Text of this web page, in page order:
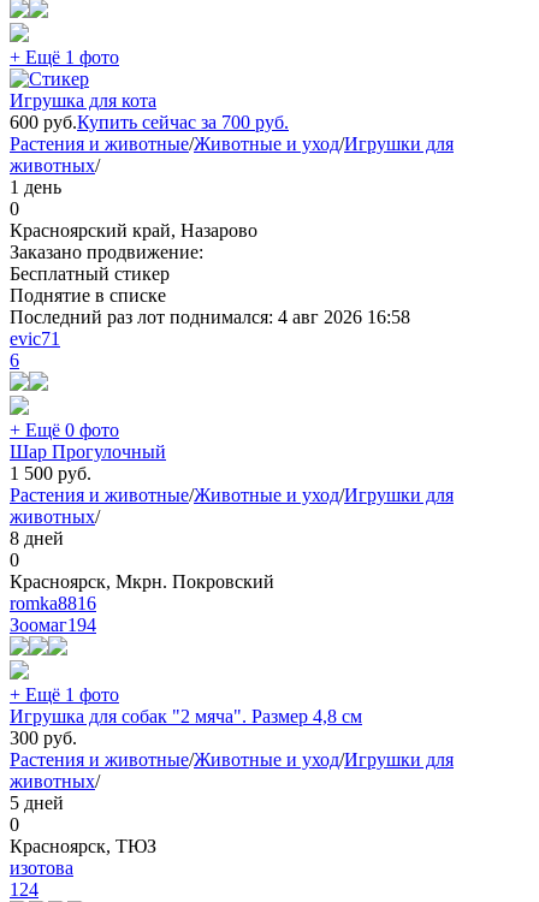
+ Ещё 1 фото
Игрушка для кота
600 руб.Купить сейчас за 700 руб.
Растения и животные/Животные и уход/Игрушки для
животных/
1 день
0
Красноярский край, Назарово
Заказано продвижение:
Бесплатный стикер
Поднятие в списке
Последний раз лот поднимался: 4 авг 2026 16:58
evic71
6
+ Ещё 0 фото
Шар Прогулочный
1 500 руб.
Растения и животные/Животные и уход/Игрушки для
животных/
8 дней
0
Красноярск, Мкрн. Покровский
romka8816
Зоомаг194
+ Ещё 1 фото
Игрушка для собак "2 мяча". Размер 4,8 см
300 руб.
Растения и животные/Животные и уход/Игрушки для
животных/
5 дней
0
Красноярск, ТЮЗ
изотова
124